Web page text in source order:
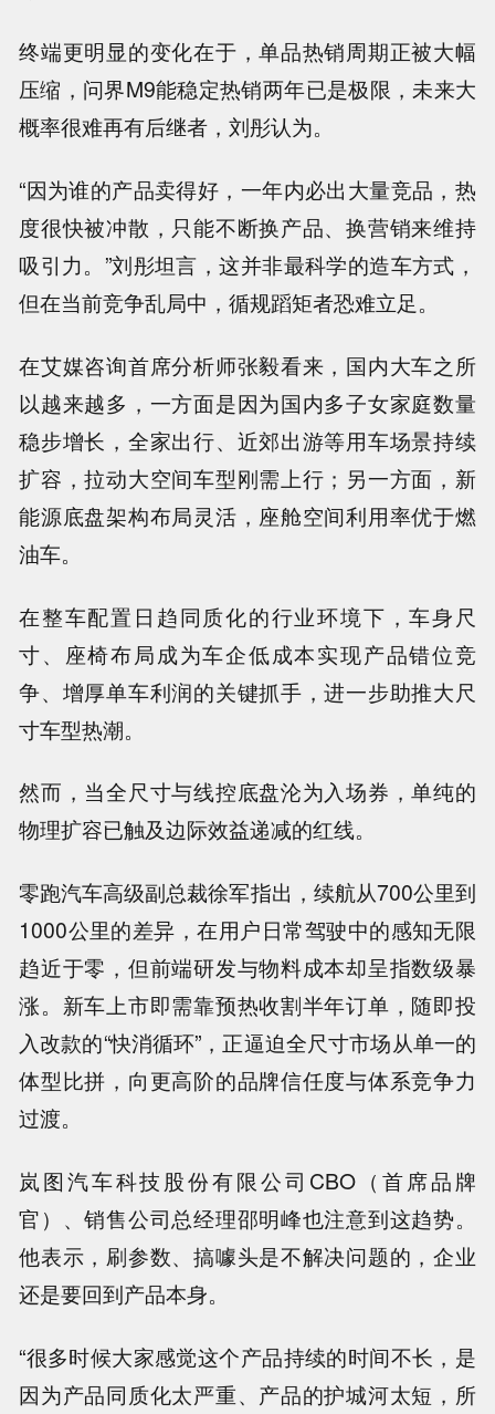
终端更明显的变化在于，单品热销周期正被大幅
压缩，问界M9能稳定热销两年已是极限，未来大
概率很难再有后继者，刘彤认为。
“因为谁的产品卖得好，一年内必出大量竞品，热
度很快被冲散，只能不断换产品、换营销来维持
吸引力。”刘彤坦言，这并非最科学的造车方式，
但在当前竞争乱局中，循规蹈矩者恐难立足。
在艾媒咨询首席分析师张毅看来，国内大车之所
以越来越多，一方面是因为国内多子女家庭数量
稳步增长，全家出行、近郊出游等用车场景持续
扩容，拉动大空间车型刚需上行；另一方面，新
能源底盘架构布局灵活，座舱空间利用率优于燃
油车。
在整车配置日趋同质化的行业环境下，车身尺
寸、座椅布局成为车企低成本实现产品错位竞
争、增厚单车利润的关键抓手，进一步助推大尺
寸车型热潮。
然而，当全尺寸与线控底盘沦为入场券，单纯的
物理扩容已触及边际效益递减的红线。
零跑汽车高级副总裁徐军指出，续航从700公里到
1000公里的差异，在用户日常驾驶中的感知无限
趋近于零，但前端研发与物料成本却呈指数级暴
涨。新车上市即需靠预热收割半年订单，随即投
入改款的“快消循环”，正逼迫全尺寸市场从单一的
体型比拼，向更高阶的品牌信任度与体系竞争力
过渡。
岚图汽车科技股份有限公司CBO（首席品牌
官）、销售公司总经理邵明峰也注意到这趋势。
他表示，刷参数、搞噱头是不解决问题的，企业
还是要回到产品本身。
“很多时候大家感觉这个产品持续的时间不长，是
因为产品同质化太严重、产品的护城河太短，所